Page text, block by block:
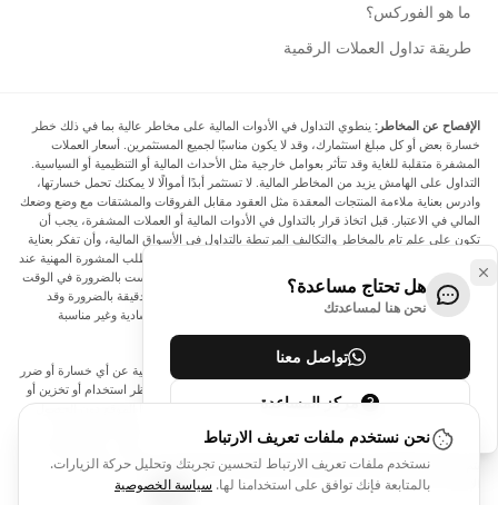
ما هو الفوركس؟
طريقة تداول العملات الرقمية
الإفصاح عن المخاطر: ينطوي التداول في الأدوات المالية على مخاطر عالية بما في ذلك خطر
خسارة بعض أو كل مبلغ استثمارك، وقد لا يكون مناسبًا لجميع المستثمرين. أسعار العملات
المشفرة متقلبة للغاية وقد تتأثر بعوامل خارجية مثل الأحداث المالية أو التنظيمية أو السياسية.
التداول على الهامش يزيد من المخاطر المالية. لا تستثمر أبدًا أموالًا لا يمكنك تحمل خسارتها،
وادرس بعناية ملاءمة المنتجات المعقدة مثل العقود مقابل الفروقات والمشتقات مع وضع وضعك
المالي في الاعتبار. قبل اتخاذ قرار بالتداول في الأدوات المالية أو العملات المشفرة، يجب أن
تكون على علم تام بالمخاطر والتكاليف المرتبطة بالتداول في الأسواق المالية، وأن تفكر بعناية
في أهدافك الاستثمارية ومستوى خبرتك ورغبتك في المخاطرة، وأن تطلب المشورة المهنية عند
الحاجة. تود Arincen أن تذكرك بأن البيانات الواردة في هذا الموقع ليست بالضرورة في الوقت
الفعلي وليست دقيقة. البيانات والأسعار الموجودة على الموقع ليست دقيقة بالضرورة وقد
تختلف عن السعر الفعلي في أي سوق معينة، مما يعني أن الأسعار إرشادية وغير مناسبة
لأغراض التداول.
لن يتحمل Arincen وأي مزود للبيانات الواردة في هذا الموقع المسؤولية عن أي خسارة أو ضرر
نتيجة لتداولك، أو اعتمادك على المعلومات الواردة في هذا الموقع. يحظر استخدام أو تخزين أو
إعادة إنتاج أو عرض أو تعديل أو نقل أو توزيع البيانات الموجودة في هذا الموقع دون الحصول
على إذن كتابي صريح مسبق من Arincen و/أو مزود البيانات. جميع حقوق الملكية الفكرية
محفوظة من قبل مقدمي الخدمة و/أو البورصة التي تقدم البيانات الواردة في هذا الموقع. قد
يتم تعويض Arincen من قبل المعلنين الذين يظهرون على الموقع، بناءً على تفاعلك مع
الإعلانات أو المعلنين.
هل تحتاج مساعدة؟
نحن هنا لمساعدتك
تواصل معنا
مركز المساعدة
نحن نستخدم ملفات تعريف الارتباط
نستخدم ملفات تعريف الارتباط لتحسين تجربتك وتحليل حركة الزيارات.
بالمتابعة فإنك توافق على استخدامنا لها. سياسة الخصوصية